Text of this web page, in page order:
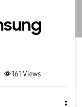
161 Views